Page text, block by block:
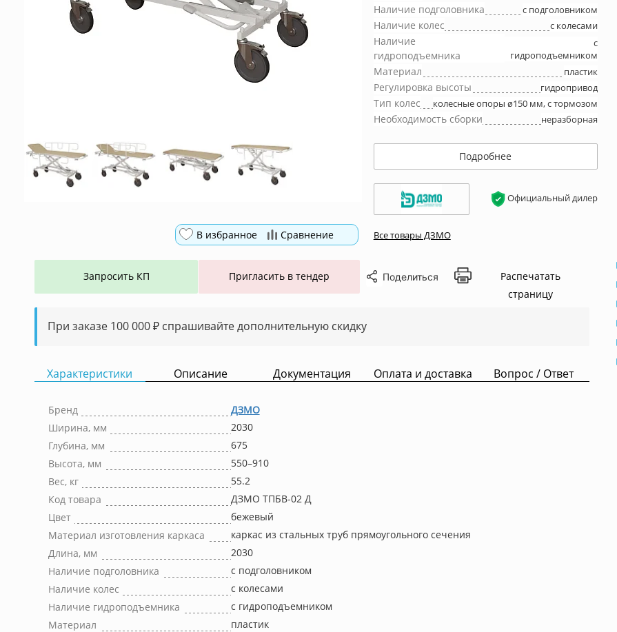
В избранное Сравнение
Наличие подголовника с подголовником
Наличие колес с колесами
Наличие
гидроподъемника
с
гидроподъемником
Материал пластик
Регулировка высоты гидропривод
Тип колес колесные опоры ø150 мм, с тормозом
Необходимость сборки неразборная
Подробнее
Официальный дилер
Все товары ДЗМО
Запросить КП Пригласить в тендер Поделиться
Распечатать
страницу
При заказе 100 000 ₽ спрашивайте дополнительную скидку
Характеристики Описание Документация Оплата и доставка Вопрос / Ответ
Бренд
ДЗМО
Ширина, мм
2030
Глубина, мм
675
Высота, мм
550–910
Вес, кг
55.2
Код товара
ДЗМО ТПБВ-02 Д
Цвет
бежевый
Материал изготовления каркаса
каркас из стальных труб прямоугольного сечения
Длина, мм
2030
Наличие подголовника
с подголовником
Наличие колес
с колесами
Наличие гидроподъемника
с гидроподъемником
Материал
пластик